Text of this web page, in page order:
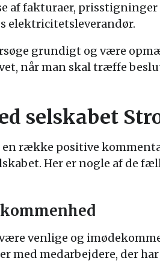
af fakturaer, prisstigninger
elektricitetsleverandør.
grundigt og være
når man skal træffe
selskabet
række positive
Her er nogle af de
venlige og
med medarbejdere, der